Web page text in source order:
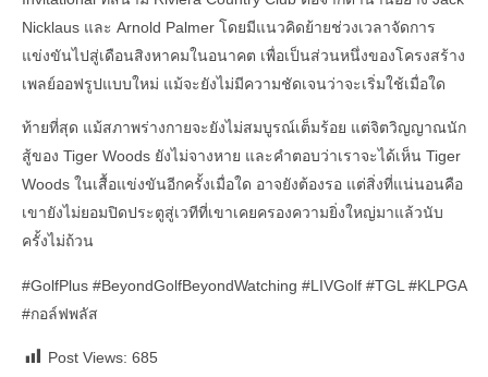
Nicklaus และ Arnold Palmer โดยมีแนวคิดย้ายช่วงเวลาจัดการ
แข่งขันไปสู่เดือนสิงหาคมในอนาคต เพื่อเป็นส่วนหนึ่งของโครงสร้าง
เพลย์ออฟรูปแบบใหม่ แม้จะยังไม่มีความชัดเจนว่าจะเริ่มใช้เมื่อใด
ท้ายที่สุด แม้สภาพร่างกายจะยังไม่สมบูรณ์เต็มร้อย แต่จิตวิญญาณนัก
สู้ของ Tiger Woods ยังไม่จางหาย และคำตอบว่าเราจะได้เห็น Tiger
Woods ในเสื้อแข่งขันอีกครั้งเมื่อใด อาจยังต้องรอ แต่สิ่งที่แน่นอนคือ
เขายังไม่ยอมปิดประตูสู่เวทีที่เขาเคยครองความยิ่งใหญ่มาแล้วนับ
ครั้งไม่ถ้วน
#GolfPlus #BeyondGolfBeyondWatching #LIVGolf #TGL #KLPGA
#กอล์ฟพลัส
Post Views: 685